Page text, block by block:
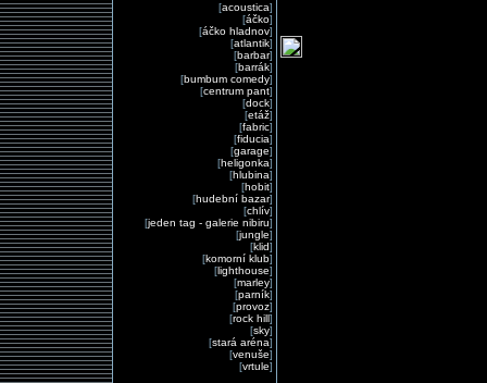
[acoustica]
[áčko]
[áčko hladnov]
[atlantik]
[barbar]
[barrák]
[bumbum comedy]
[centrum pant]
[dock]
[etáž]
[fabric]
[fiducia]
[garage]
[heligonka]
[hlubina]
[hobit]
[hudební bazar]
[chlív]
[jeden tag - galerie nibiru]
[jungle]
[klid]
[komorní klub]
[lighthouse]
[marley]
[parník]
[provoz]
[rock hill]
[sky]
[stará aréna]
[venuše]
[vrtule]